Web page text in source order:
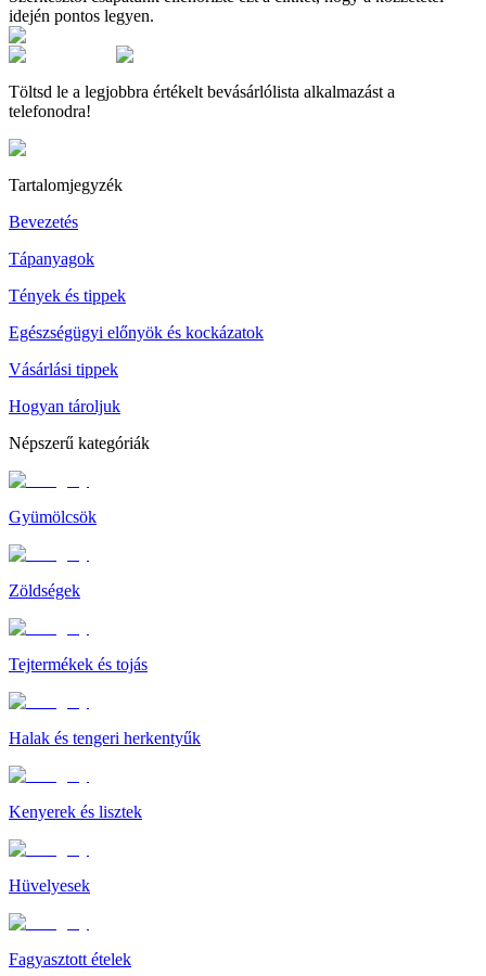
idején pontos legyen.
Töltsd le a legjobbra értékelt bevásárlólista alkalmazást a
telefonodra!
Tartalomjegyzék
Bevezetés
Tápanyagok
Tények és tippek
Egészségügyi előnyök és kockázatok
Vásárlási tippek
Hogyan tároljuk
Népszerű kategóriák
Gyümölcsök
Zöldségek
Tejtermékek és tojás
Halak és tengeri herkentyűk
Kenyerek és lisztek
Hüvelyesek
Fagyasztott ételek